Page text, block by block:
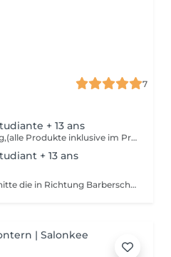
7
+ 13 ans
Waschen,Schneiden,Touching,(alle Produkte inklusive im Preis mit drin)
+ 13 ans
Liebe Kunden , alles Haarschnitte die in Richtung Barberschnitt gehen werden als Barberschnitt verrechnet( wegen Mehrarbeit) Wir bitten um Verständnis!